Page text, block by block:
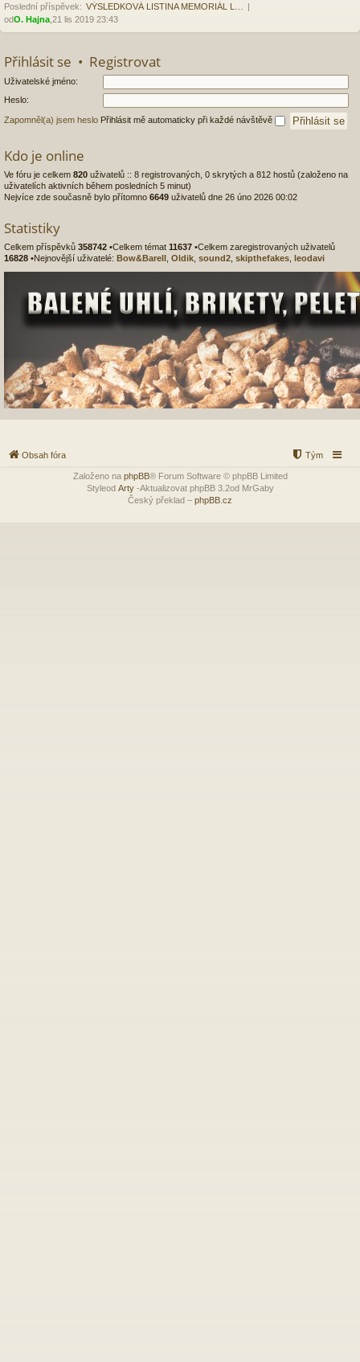
Poslední příspěvek: VÝSLEDKOVÁ LISTINA MEMORIÁL L…
odO. Hajna ,21 lis 2019 23:43
Přihlásit se • Registrovat
Uživatelské jméno:
Heslo:
Zapomněl(a) jsem heslo Přihlásit mě automaticky při každé návštěvě
Kdo je online
Ve fóru je celkem 820 uživatelů :: 8 registrovaných, 0 skrytých a 812 hostů (založeno na
uživatelích aktivních během posledních 5 minut)
Nejvíce zde současně bylo přítomno 6649 uživatelů dne 26 úno 2026 00:02
Statistiky
Celkem příspěvků 358742 •Celkem témat 11637 •Celkem zaregistrovaných uživatelů
16828 •Nejnovější uživatelé: Bow&Barell Oldik sound2 skipthefakes leodavi
Obsah fóra Tým
Založeno na phpBB® Forum Software © phpBB Limited
Styleod Arty-Aktualizovat phpBB 3.2od MrGaby
Český překlad – phpBB.cz